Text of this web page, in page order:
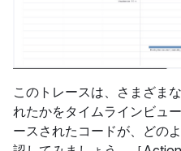
このトレースは、さまざま
れたかをタイムラインビュ
ースされたコードが、どの